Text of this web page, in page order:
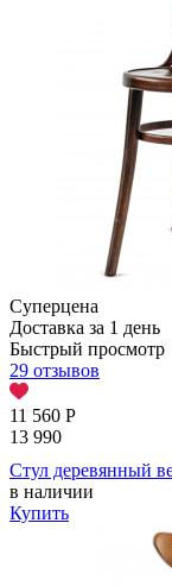
Суперцена
Доставка за 1 день
Быстрый просмотр
29 отзывов
11 560 Р
13 990
Стул деревянный
в наличии
Купить